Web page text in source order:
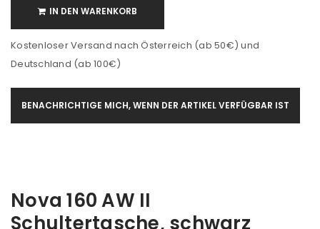
IN DEN WARENKORB
Kostenloser Versand nach Österreich (ab 50€) und
Deutschland (ab 100€)
BENACHRICHTIGE MICH, WENN DER ARTIKEL VERFÜGBAR IST
Nova 160 AW II
Schultertasche, schwarz